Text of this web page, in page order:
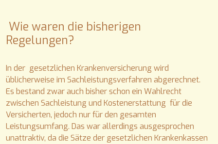
Wie waren die bisherigen
Regelungen?
In der gesetzlichen Krankenversicherung wird
üblicherweise im Sachleistungsverfahren abgerechnet.
Es bestand zwar auch bisher schon ein Wahlrecht
zwischen Sachleistung und Kostenerstattung für die
Versicherten, jedoch nur für den gesamten
Leistungsumfang. Das war allerdings ausgesprochen
unattraktiv, da die Sätze der gesetzlichen Krankenkassen